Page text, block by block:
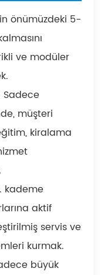
önümüzdeki 5-
ve modüler
Sadece
müşteri
kiralama
kademe
aktif
servis ve
kurmak.
büyük